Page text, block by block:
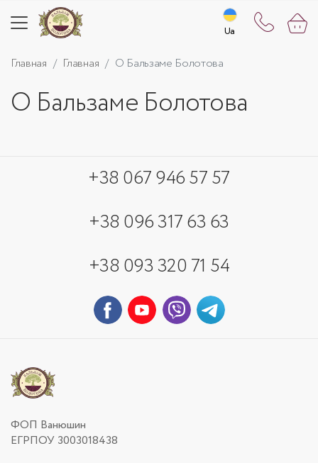
Ua
Ua
Главная Главная О Бальзаме Болотова
О Бальзаме Болотова
+38 067 946 57 57
+38 096 317 63 63
+38 093 320 71 54
ФОП Ванюшин
ЕГРПОУ 3003018438